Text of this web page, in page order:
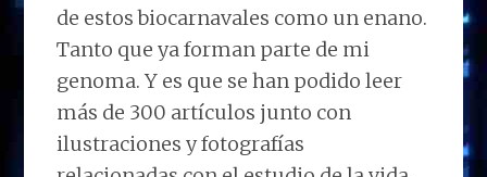
de estos biocarnavales como un enano.
Tanto que ya forman parte de mi
genoma. Y es que se han podido leer
más de 300 artículos junto con
ilustraciones y fotografías